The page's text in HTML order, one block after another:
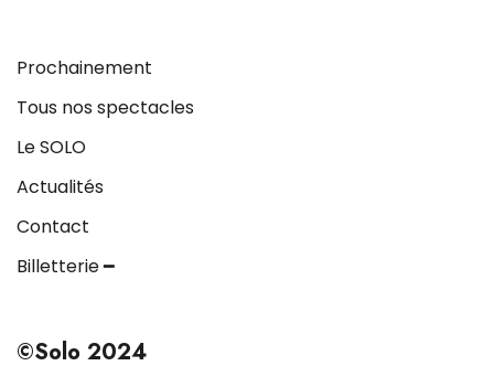
Prochainement
Tous nos spectacles
Le SOLO
Actualités
Contact
Billetterie ━
©Solo 2024